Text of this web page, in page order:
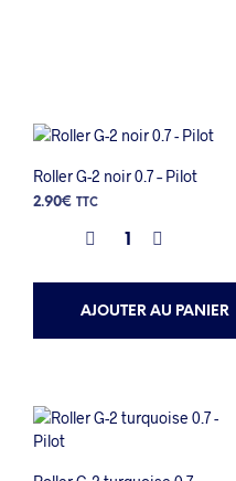
Roller G-2 noir 0.7 – Pilot
2.90€ TTC
AJOUTER AU PANIER